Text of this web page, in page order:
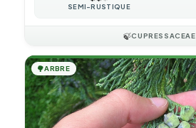
SEMI-RUSTIQUE
🍃CUPRESSACEAE
🌳ARBRE